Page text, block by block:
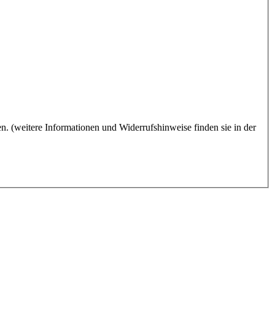
(weitere Informationen und Widerrufshinweise finden sie in der